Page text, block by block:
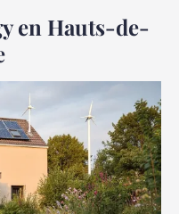
en Hauts-de-